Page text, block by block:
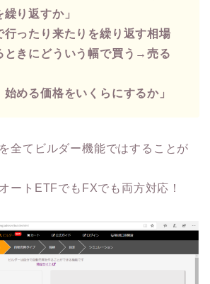
り返すか」
行ったり来たりを繰り返す相場
ときにどういう幅で買う→売る
始める価格をいくらにするか」
全てビルダー機能ではすることが
ートETFでもFXでも両方対応！